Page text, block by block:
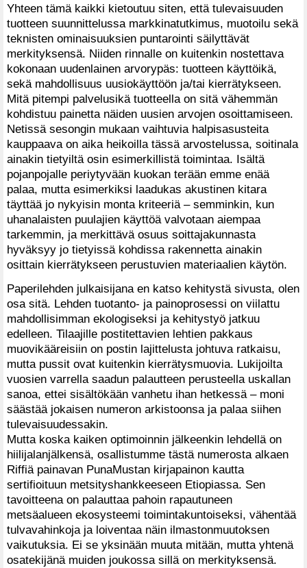
Yhteen tämä kaikki kietoutuu siten, että tulevaisuuden
tuotteen suunnittelussa markkinatutkimus, muotoilu sekä
teknisten ominaisuuksien puntarointi säilyttävät
merkityksensä. Niiden rinnalle on kuitenkin nostettava
kokonaan uudenlainen arvorypäs: tuotteen käyttöikä,
sekä mahdollisuus uusiokäyttöön ja/tai kierrätykseen.
Mitä pitempi palvelusikä tuotteella on sitä vähemmän
kohdistuu painetta näiden uusien arvojen osoittamiseen.
Netissä sesongin mukaan vaihtuvia halpisasusteita
kauppaava on aika heikoilla tässä arvostelussa, soitinala
ainakin tietyiltä osin esimerkillistä toimintaa. Isältä
pojanpojalle periytyvään kuokan terään emme enää
palaa, mutta esimerkiksi laadukas akustinen kitara
täyttää jo nykyisin monta kriteeriä – semminkin, kun
uhanalaisten puulajien käyttöä valvotaan aiempaa
tarkemmin, ja merkittävä osuus soittajakunnasta
hyväksyy jo tietyissä kohdissa rakennetta ainakin
osittain kierrätykseen perustuvien materiaalien käytön.
Paperilehden julkaisijana en katso kehitystä sivusta, olen
osa sitä. Lehden tuotanto- ja painoprosessi on viilattu
mahdollisimman ekologiseksi ja kehitystyö jatkuu
edelleen. Tilaajille postitettavien lehtien pakkaus
muovikääreisiin on postin lajittelusta johtuva ratkaisu,
mutta pussit ovat kuitenkin kierrätysmuovia. Lukijoilta
vuosien varrella saadun palautteen perusteella uskallan
sanoa, ettei sisältökään vanhetu ihan hetkessä – moni
säästää jokaisen numeron arkistoonsa ja palaa siihen
tulevaisuudessakin.
Mutta koska kaiken optimoinnin jälkeenkin lehdellä on
hiilijalanjälkensä, osallistumme tästä numerosta alkaen
Riffiä painavan PunaMustan kirjapainon kautta
sertifioituun metsityshankkeeseen Etiopiassa. Sen
tavoitteena on palauttaa pahoin rapautuneen
metsäalueen ekosysteemi toimintakuntoiseksi, vähentää
tulvavahinkoja ja loiventaa näin ilmastonmuutoksen
vaikutuksia. Ei se yksinään muuta mitään, mutta yhtenä
osatekijänä muiden joukossa sillä on merkityksensä.